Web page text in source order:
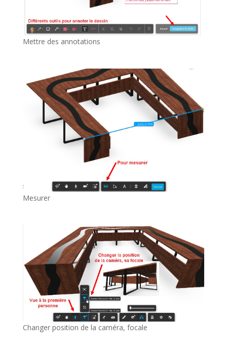
Mettre des annotations
Mesurer
Changer position de la caméra, focale